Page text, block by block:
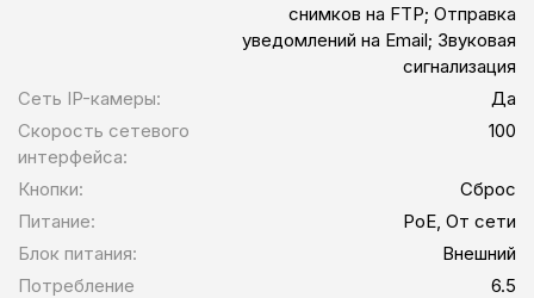
снимков на FTP; Отправка
уведомлений на Email; Звуковая
сигнализация
Сеть IP-камеры:
Да
Скорость сетевого
интерфейса:
100
Кнопки:
Сброс
Питание:
PoE, От сети
Блок питания:
Внешний
Потребление
6.5